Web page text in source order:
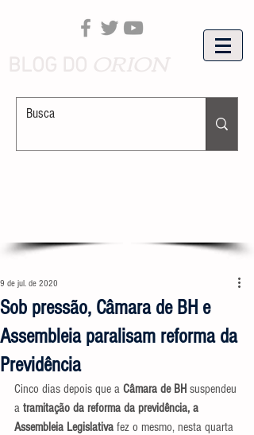
Sob pressão, Câmara de BH e
Assembleia paralisam reforma da
Previdência
9 de jul. de 2020
Cinco dias depois que a Câmara de BH suspendeu
a tramitação da reforma da previdência, a
Assembleia Legislativa fez o mesmo, nesta quarta